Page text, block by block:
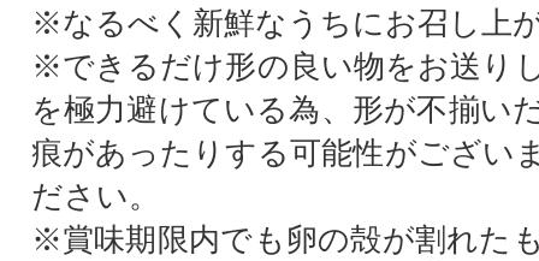
※なるべく新鮮なうちにお召し上
※できるだけ形の良い物をお送り
を極力避けている為、形が不揃い
痕があったりする可能性がござい
ださい。
※賞味期限内でも卵の殻が割れた